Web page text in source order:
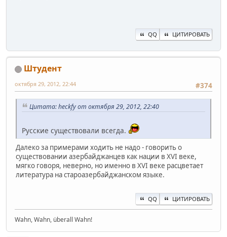
QQ ЦИТИРОВАТЬ
Штудент
#374
октября 29, 2012, 22:44
Цитата: heckfy от октября 29, 2012, 22:40
Русские существовали всегда.
Далеко за примерами ходить не надо - говорить о
существовании азербайджанцев как нации в XVI веке,
мягко говоря, неверно, но именно в XVI веке расцветает
литература на староазербайджанском языке.
QQ ЦИТИРОВАТЬ
Wahn, Wahn, überall Wahn!